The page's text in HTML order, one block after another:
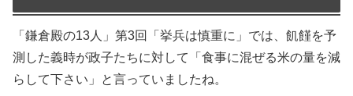
「鎌倉殿の13人」第3回「挙兵は慎重に」では、飢饉を予
測した義時が政子たちに対して「食事に混ぜる米の量を減
らして下さい」と言っていましたね。